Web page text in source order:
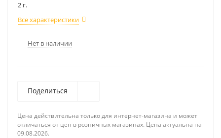
2 г.
Все характеристики
Нет в наличии
Поделиться
Цена действительна только для интернет-магазина и может
отличаться от цен в розничных магазинах. Цена актуальна на
09.08.2026.